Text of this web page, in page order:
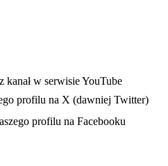
w nowej karcie
kanał w serwisie YouTube
profilu na X (dawniej Twitter)
w nowej karcieprofilu na Facebooku